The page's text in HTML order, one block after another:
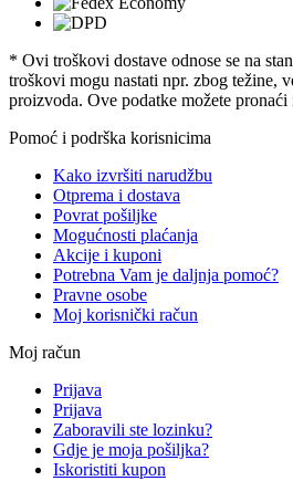
* Ovi troškovi dostave odnose se na
troškovi mogu nastati npr. zbog težine,
proizvoda. Ove podatke možete
Pomoć i podrška korisnicima
Kako izvršiti narudžbu
Otprema i dostava
Povrat pošiljke
Mogućnosti plaćanja
Akcije i kuponi
Potrebna Vam je daljnja pomoć?
Pravne osobe
Moj korisnički račun
Moj račun
Prijava
Prijava
Zaboravili ste lozinku?
Gdje je moja pošiljka?
Iskoristiti kupon